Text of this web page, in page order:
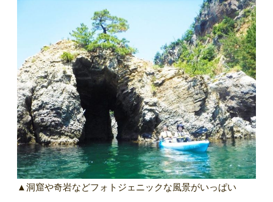
▲洞窟や奇岩などフォトジェニックな風景がいっぱい